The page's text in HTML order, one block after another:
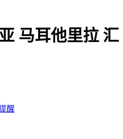
马耳他里拉 汇
醒